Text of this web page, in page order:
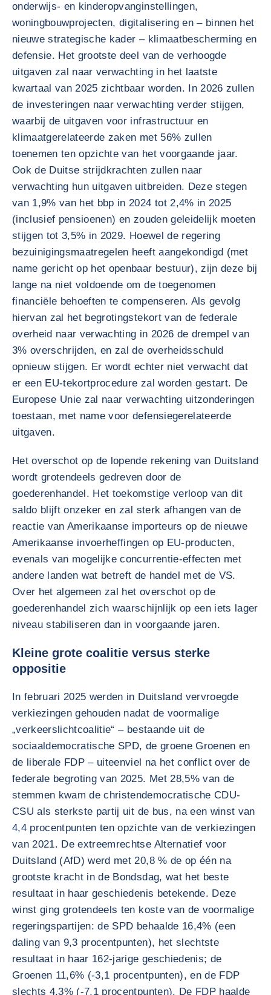
onderwijs- en kinderopvanginstellingen,
woningbouwprojecten, digitalisering en – binnen het
nieuwe strategische kader – klimaatbescherming en
defensie. Het grootste deel van de verhoogde
uitgaven zal naar verwachting in het laatste
kwartaal van 2025 zichtbaar worden. In 2026 zullen
de investeringen naar verwachting verder stijgen,
waarbij de uitgaven voor infrastructuur en
klimaatgerelateerde zaken met 56% zullen
toenemen ten opzichte van het voorgaande jaar.
Ook de Duitse strijdkrachten zullen naar
verwachting hun uitgaven uitbreiden. Deze stegen
van 1,9% van het bbp in 2024 tot 2,4% in 2025
(inclusief pensioenen) en zouden geleidelijk moeten
stijgen tot 3,5% in 2029. Hoewel de regering
bezuinigingsmaatregelen heeft aangekondigd (met
name gericht op het openbaar bestuur), zijn deze bij
lange na niet voldoende om de toegenomen
financiële behoeften te compenseren. Als gevolg
hiervan zal het begrotingstekort van de federale
overheid naar verwachting in 2026 de drempel van
3% overschrijden, en zal de overheidsschuld
opnieuw stijgen. Er wordt echter niet verwacht dat
er een EU-tekortprocedure zal worden gestart. De
Europese Unie zal naar verwachting uitzonderingen
toestaan, met name voor defensiegerelateerde
uitgaven.
Het overschot op de lopende rekening van Duitsland
wordt grotendeels gedreven door de
goederenhandel. Het toekomstige verloop van dit
saldo blijft onzeker en zal sterk afhangen van de
reactie van Amerikaanse importeurs op de nieuwe
Amerikaanse invoerheffingen op EU-producten,
evenals van mogelijke concurrentie-effecten met
andere landen wat betreft de handel met de VS.
Over het algemeen zal het overschot op de
goederenhandel zich waarschijnlijk op een iets lager
niveau stabiliseren dan in voorgaande jaren.
Kleine grote coalitie versus sterke
oppositie
In februari 2025 werden in Duitsland vervroegde
verkiezingen gehouden nadat de voormalige
„verkeerslichtcoalitie“ – bestaande uit de
sociaaldemocratische SPD, de groene Groenen en
de liberale FDP – uiteenviel na het conflict over de
federale begroting van 2025. Met 28,5% van de
stemmen kwam de christendemocratische CDU-
CSU als sterkste partij uit de bus, na een winst van
4,4 procentpunten ten opzichte van de verkiezingen
van 2021. De extreemrechtse Alternatief voor
Duitsland (AfD) werd met 20,8 % de op één na
grootste kracht in de Bondsdag, wat het beste
resultaat in haar geschiedenis betekende. Deze
winst ging grotendeels ten koste van de voormalige
regeringspartijen: de SPD behaalde 16,4% (een
daling van 9,3 procentpunten), het slechtste
resultaat in haar 162-jarige geschiedenis; de
Groenen 11,6% (-3,1 procentpunten), en de FDP
slechts 4,3% (-7,1 procentpunten). De FDP haalde